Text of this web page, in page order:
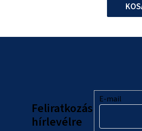
Feliratkozás
hírlevélre
E-mail